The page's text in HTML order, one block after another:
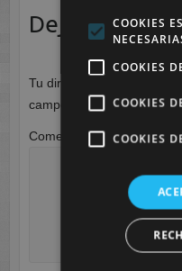
Deja una
Tu dirección de correo
campos obligatorios
Comentario*
COOKIES
COOKIES
COOKIES
COOKIES